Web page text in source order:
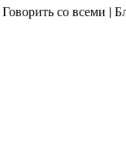
Говорить со всеми |